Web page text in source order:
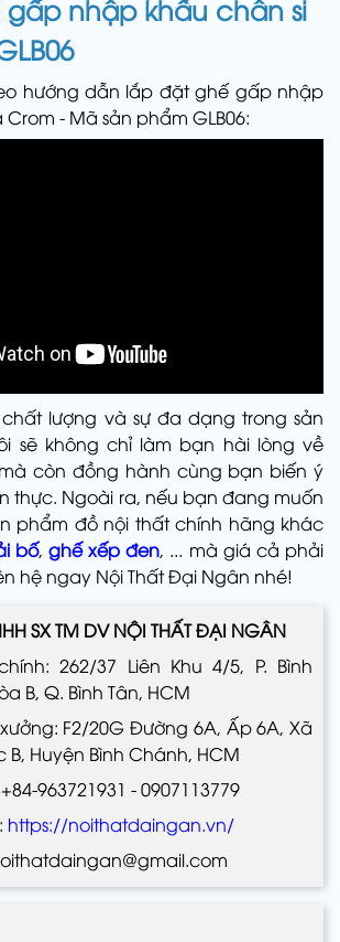
nhập khẩu chân si
hướng dẫn lắp đặt ghế gấp nhập
- Mã sản phẩm GLB06:
lượng và sự đa dạng trong sản
sẽ không chỉ làm bạn hài lòng về
còn đồng hành cùng bạn biến ý
thực. Ngoài ra, nếu bạn đang muốn
phẩm đồ nội thất chính hãng khác
bố, ghế xếp đen, ... mà giá cả phải
hệ ngay Nội Thất Đại Ngân nhé!
SX TM DV NỘI THẤT ĐẠI NGÂN
262/37 Liên Khu 4/5, P. Bình
B, Q. Bình Tân, HCM
F2/20G Đường 6A, Ấp 6A, Xã
B, Huyện Bình Chánh, HCM
963721931 - 0907113779
https://noithatdaingan.vn/